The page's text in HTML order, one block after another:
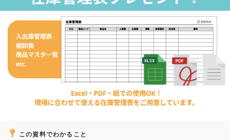
この資料でわかること